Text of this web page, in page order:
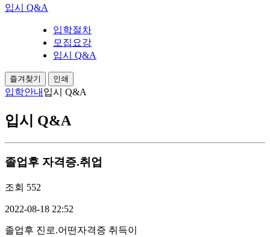
입시 Q&A
입학절차
모집요강
입시 Q&A
즐겨찾기 인쇄
입학안내 입시 Q&A
입시 Q&A
졸업후 자격증.취업
조회 552
2022-08-18 22:52
졸업후 진로.어떤자격증 취득이